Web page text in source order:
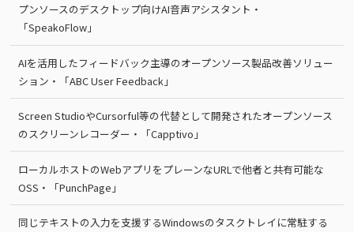
プンソースのデスクトップ向けAI音声アシスタント・
「SpeakoFlow」
AIを活用したフィードバック主導のオープンソース製品改善ソリュー
ション・「ABC User Feedback」
Screen StudioやCursorful等の代替として開発されたオープンソース
のスクリーンレコーダー・「Capptivo」
ローカルホストのWebアプリをプレーンなURLで他者と共有可能な
OSS・「PunchPage」
同じテキストの入力を支援するWindowsのタスクトレイに常駐する